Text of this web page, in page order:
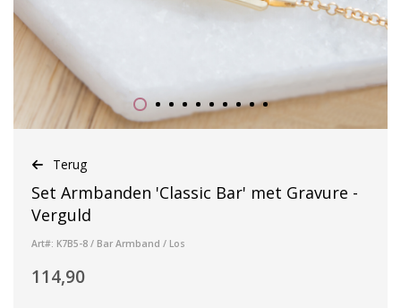
Terug
Set Armbanden 'Classic Bar' met Gravure -
Verguld
Art#: K7B5-8 / Bar Armband / Los
114,90